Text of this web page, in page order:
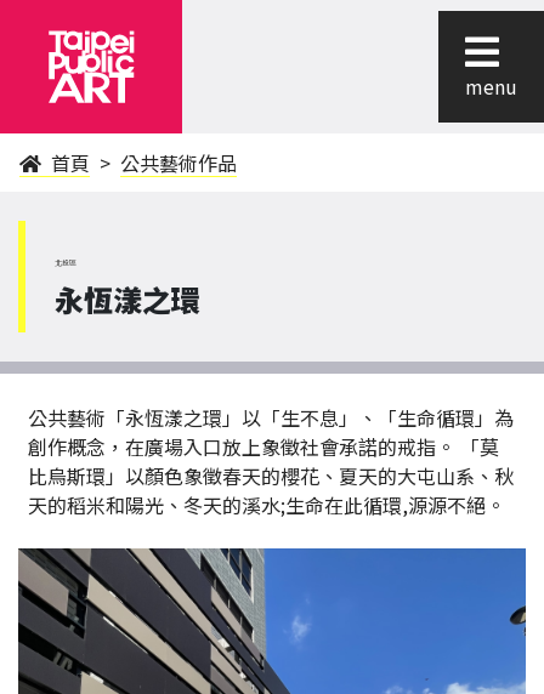
menu
首頁 公共藝術作品
北投區
永恆漾之環
公共藝術「永恆漾之環」以「生不息」、「生命循環」為
創作概念，在廣場入口放上象徵社會承諾的戒指。 「莫
比烏斯環」以顏色象徵春天的櫻花、夏天的大屯山系、秋
天的稻米和陽光、冬天的溪水;生命在此循環,源源不絕。